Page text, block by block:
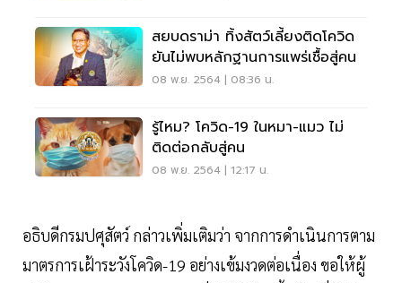
สยบดราม่า ทิ้งสัตว์เลี้ยงติดโควิด
ยันไม่พบหลักฐานการแพร่เชื้อสู่คน
08 พ.ย. 2564 | 08:36 น.
รู้ไหม? โควิด-19 ในหมา-แมว ไม่
ติดต่อกลับสู่คน
08 พ.ย. 2564 | 12:17 น.
อธิบดีกรมปศุสัตว์ กล่าวเพิ่มเติมว่า จากการดำเนินการตาม
มาตรการเฝ้าระวังโควิด-19 อย่างเข้มงวดต่อเนื่อง ขอให้ผู้